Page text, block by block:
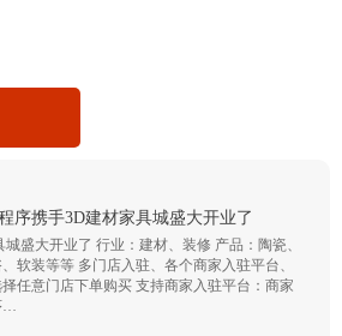
序携手3D建材家具城盛大开业了
城盛大开业了 行业：建材、装修 产品：陶瓷、
软装等等 多门店入驻、各个商家入驻平台、
任意门店下单购买 支持商家入驻平台：商家
…